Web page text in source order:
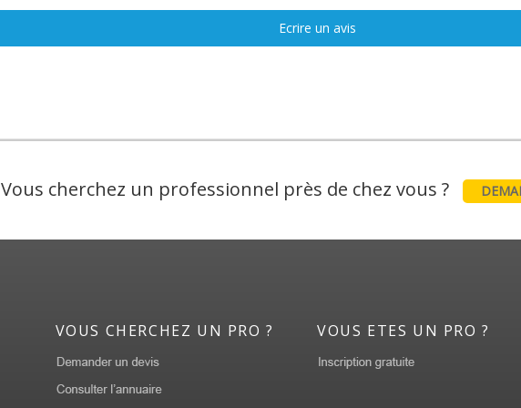
Ecrire un avis
Vous cherchez un professionnel près de chez vous ?
VOUS CHERCHEZ UN PRO ? VOUS ETES UN PRO ?